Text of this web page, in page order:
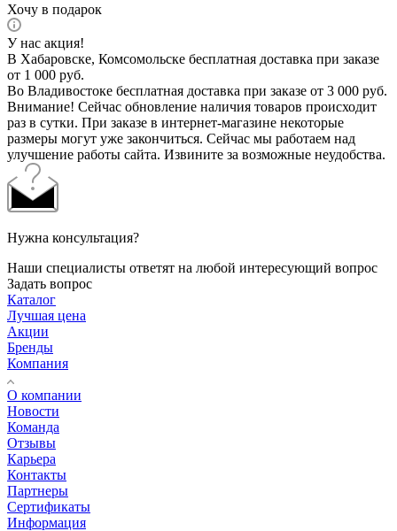
Хочу в подарок
У нас акция!
В Хабаровске, Комсомольске бесплатная доставка при заказе
от 1 000 руб.
Во Владивостоке бесплатная доставка при заказе от 3 000 руб.
Внимание! Сейчас обновление наличия товаров происходит
раз в сутки. При заказе в интернет-магазине некоторые
размеры могут уже закончиться. Сейчас мы работаем над
улучшение работы сайта. Извините за возможные неудобства.
Нужна консультация?
Наши специалисты ответят на любой интересующий вопрос
Задать вопрос
Каталог
Лучшая цена
Акции
Бренды
Компания
О компании
Новости
Команда
Отзывы
Карьера
Контакты
Партнеры
Сертификаты
Информация